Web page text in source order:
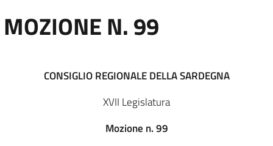
MOZIONE N. 99
CONSIGLIO REGIONALE DELLA SARDEGNA
XVII Legislatura
Mozione n. 99